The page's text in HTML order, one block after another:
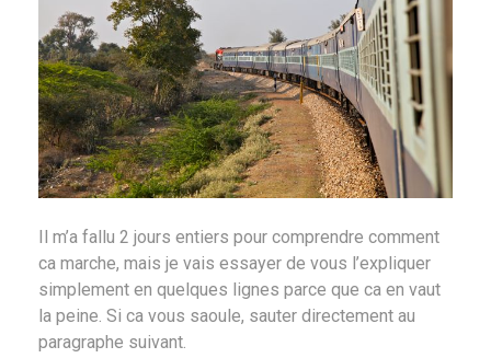
Il m’a fallu 2 jours entiers pour comprendre comment
ca marche, mais je vais essayer de vous l’expliquer
simplement en quelques lignes parce que ca en vaut
la peine. Si ca vous saoule, sauter directement au
paragraphe suivant.